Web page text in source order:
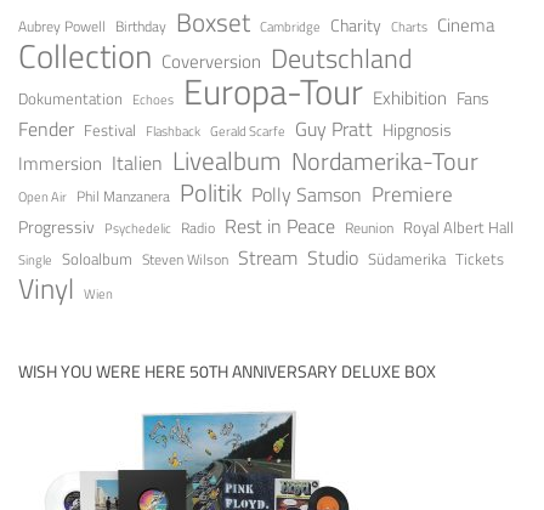
Aubrey Powell Birthday Boxset Cambridge Charity Charts Cinema
Collection Coverversion Deutschland
Dokumentation Echoes Europa-Tour Exhibition Fans
Fender Festival Flashback Gerald Scarfe Guy Pratt Hipgnosis
Immersion Italien Livealbum Nordamerika-Tour
Open Air Phil Manzanera Politik Polly Samson Premiere
Progressiv Psychedelic Radio Rest in Peace Reunion Royal Albert Hall
Single Soloalbum Steven Wilson Stream Studio Südamerika Tickets
Vinyl Wien
WISH YOU WERE HERE 50TH ANNIVERSARY DELUXE BOX